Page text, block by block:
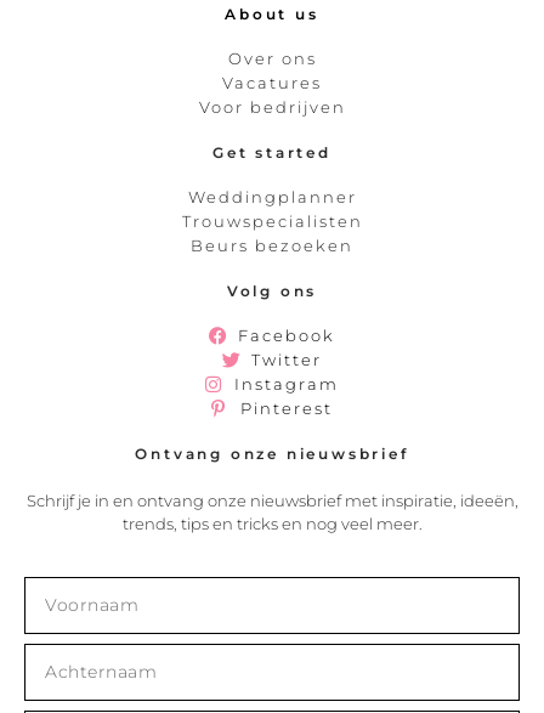
About us
Over ons
Vacatures
Voor bedrijven
Get started
Weddingplanner
Trouwspecialisten
Beurs bezoeken
Volg ons
Facebook
Twitter
Instagram
Pinterest
Ontvang onze nieuwsbrief
Schrijf je in en ontvang onze nieuwsbrief met inspiratie, ideeën,
trends, tips en tricks en nog veel meer.